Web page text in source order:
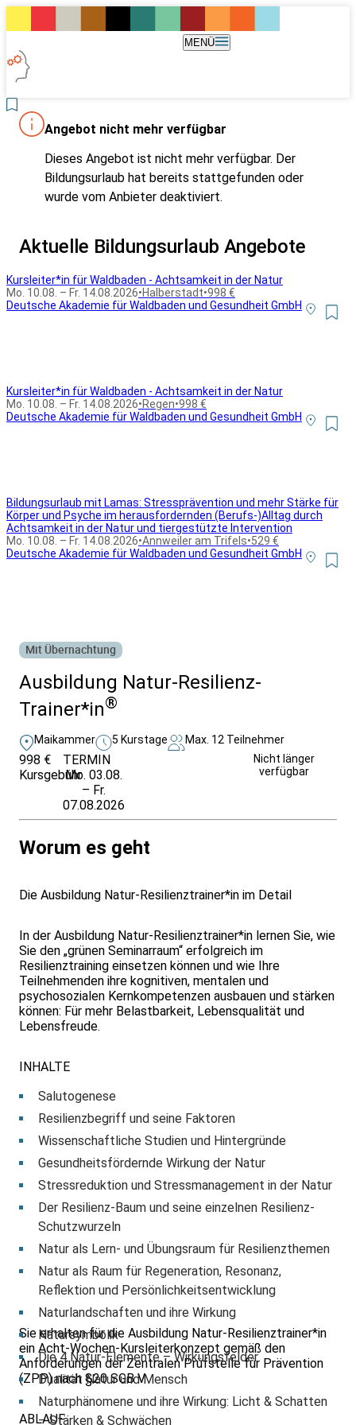
MENÜ
Angebot nicht mehr verfügbar
Dieses Angebot ist nicht mehr verfügbar. Der
Bildungsurlaub hat bereits stattgefunden oder
wurde vom Anbieter deaktiviert.
Aktuelle Bildungsurlaub Angebote
Kursleiter*in für Waldbaden - Achtsamkeit in der Natur
Mo. 10.08. – Fr. 14.08.2026•Halberstadt•998 €
Deutsche Akademie für Waldbaden und Gesundheit GmbH
Kursleiter*in für Waldbaden - Achtsamkeit in der Natur
Mo. 10.08. – Fr. 14.08.2026•Regen•998 €
Deutsche Akademie für Waldbaden und Gesundheit GmbH
Bildungsurlaub mit Lamas: Stressprävention und mehr Stärke für
Körper und Psyche im herausfordernden (Berufs-)Alltag durch
Achtsamkeit in der Natur und tiergestützte Intervention
Mo. 10.08. – Fr. 14.08.2026•Annweiler am Trifels•529 €
Deutsche Akademie für Waldbaden und Gesundheit GmbH
Mit Übernachtung
Ausbildung Natur-Resilienz-
Trainer*in®
Maikammer 5 Kurstage Max. 12 Teilnehmer
998 €
Kursgebühr
TERMIN
Mo. 03.08.
– Fr.
07.08.2026
Nicht länger
verfügbar
Worum es geht
Die Ausbildung Natur-Resilienztrainer*in im Detail
In der Ausbildung Natur-Resilienztrainer*in lernen Sie, wie
Sie den „grünen Seminarraum“ erfolgreich im
Resilienztraining einsetzen können und wie Ihre
Teilnehmenden ihre kognitiven, mentalen und
psychosozialen Kernkompetenzen ausbauen und stärken
können: Für mehr Belastbarkeit, Lebensqualität und
Lebensfreude.
INHALTE
Salutogenese
Resilienzbegriff und seine Faktoren
Wissenschaftliche Studien und Hintergründe
Gesundheitsfördernde Wirkung der Natur
Stressreduktion und Stressmanagement in der Natur
Der Resilienz-Baum und seine einzelnen Resilienz-
Schutzwurzeln
Natur als Lern- und Übungsraum für Resilienzthemen
Natur als Raum für Regeneration, Resonanz,
Reflektion und Persönlichkeitsentwicklung
Naturlandschaften und ihre Wirkung
Natursymbolik
Die 4 Natur-Elemente – Wirkungsfelder
Dualität Natur und Mensch
Naturphänomene und ihre Wirkung: Licht & Schatten
– Stärken & Schwächen
Sie erhalten für die Ausbildung Natur-Resilienztrainer*in
ein Acht-Wochen-Kursleiterkonzept gemäß den
Anforderungen der Zentralen Prüfstelle für Prävention
(ZPP) nach §20 SGB V.
ABLAUF